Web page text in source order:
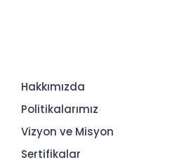
Hakkımızda
Politikalarımız
Vizyon ve Misyon
Sertifikalar